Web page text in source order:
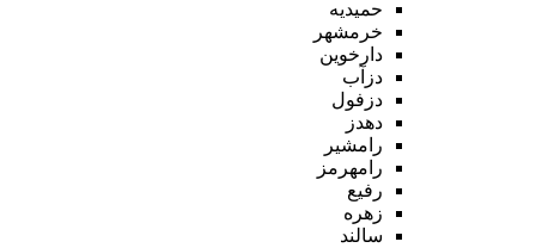
حمیدیه
خرمشهر
دارخوین
دزآب
دزفول
دهدز
رامشیر
رامهرمز
رفیع
زهره
سالند